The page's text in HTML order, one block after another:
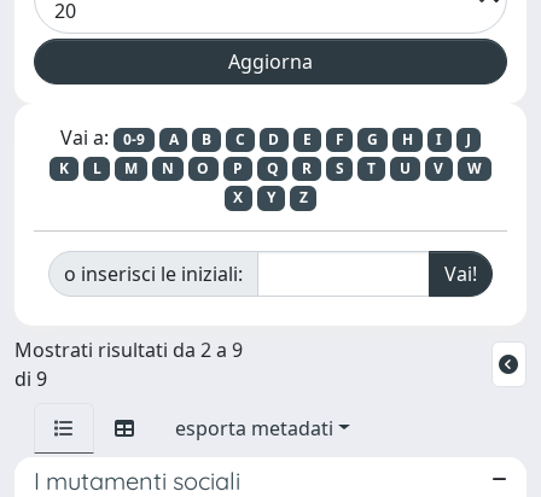
Vai a: 0-9 A B C D E F G H I
J
K
L M N O P Q R S T U V
W
X
Y Z
o inserisci le iniziali:
Mostrati risultati da 2 a 9
di 9
esporta metadati
I mutamenti sociali